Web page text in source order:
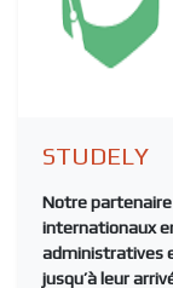
STUDELY
Notre partenaire
internationaux
administratives
jusqu’à leur